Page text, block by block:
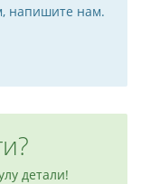
напишите нам.
детали!